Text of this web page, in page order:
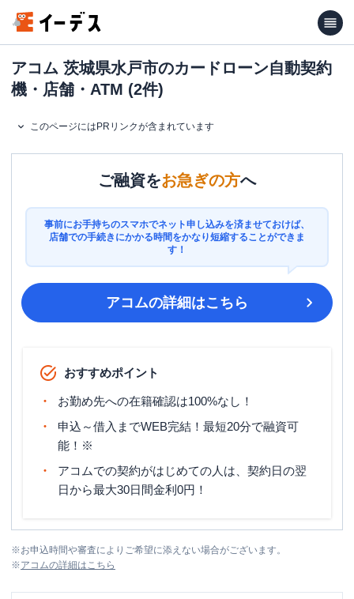
アコム 茨城県水戸市のカードローン自動契約
機・店舗・ATM (2件)
このページにはPRリンクが含まれています
ご融資をお急ぎの方へ
事前にお手持ちのスマホでネット申し込みを済ませておけば、
店舗での手続きにかかる時間をかなり短縮することができま
す！
アコムの詳細はこちら
おすすめポイント
お勤め先への在籍確認は100%なし！
申込～借入までWEB完結！最短20分で融資可
能！※
アコムでの契約がはじめての人は、契約日の翌
日から最大30日間金利0円！
※お申込時間や審査によりご希望に添えない場合がございます。
※アコムの詳細はこちら